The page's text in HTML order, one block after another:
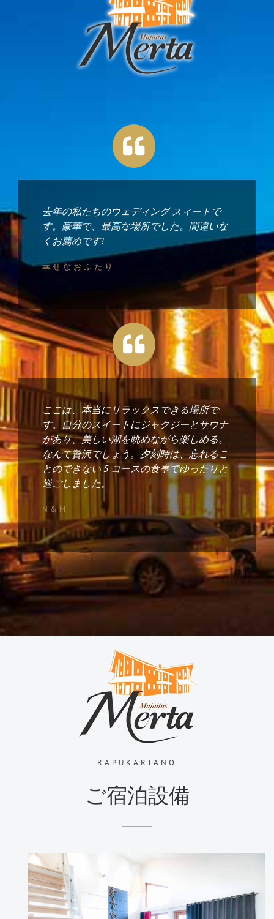
去年の私たちのウェディング スィートで
す。豪華で、最高な場所でした。間違いな
くお薦めです!
幸せなおふたり
ここは、本当にリラックスできる場所で
す。自分のスイートにジャクジーとサウナ
があり、美しい湖を眺めながら楽しめる。
なんて贅沢でしょう。夕刻時は、忘れるこ
とのできない 5 コースの食事でゆったりと
過ごしました。
N&M
RAPUKARTANO
ご宿泊設備